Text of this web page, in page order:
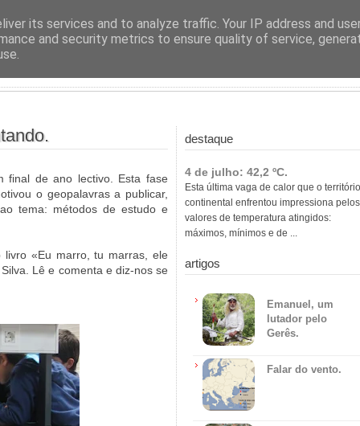
final de ano lectivo. Esta fase
o geopalavras a publicar,
tema: métodos de estudo e
livro «Eu marro, tu marras, ele
Lê e comenta e diz-nos se
destaque
4 de julho: 42,2 ºC.
Esta última vaga de calor que o território
continental enfrentou impressiona pelos
valores de temperatura atingidos:
máximos, mínimos e de ...
artigos
Emanuel, um
lutador pelo
Gerês.
Falar do vento.
its services and to analyze traffic. Your IP address and
and security metrics to ensure quality of service,